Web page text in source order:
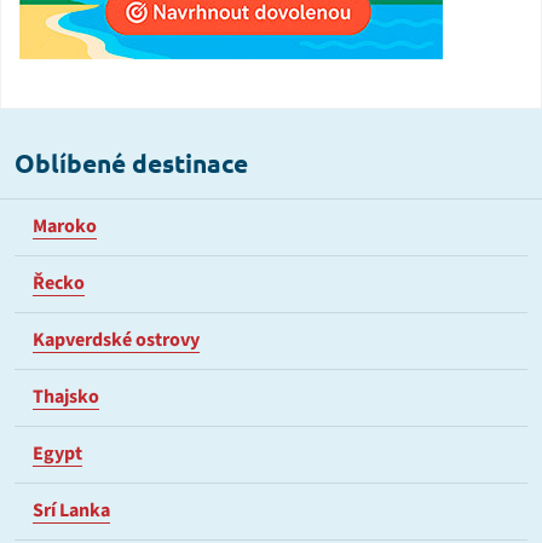
Oblíbené destinace
Maroko
Řecko
Kapverdské ostrovy
Thajsko
Egypt
Srí Lanka